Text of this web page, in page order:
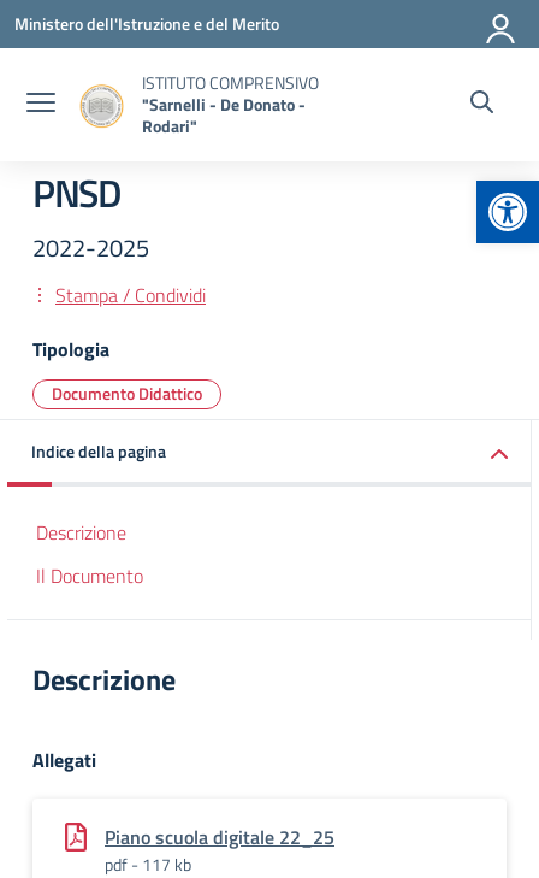
Vai ai contenuti
Vai al menu di navigazione
Vai al footer
Ministero dell'Istruzione e del Merito
ISTITUTO COMPRENSIVO
"Sarnelli - De Donato -
Rodari"
PNSD
2022-2025
Stampa / Condividi
Tipologia
Documento Didattico
Indice della pagina
Descrizione
Il Documento
Descrizione
Allegati
Piano scuola digitale 22_25
pdf - 117 kb